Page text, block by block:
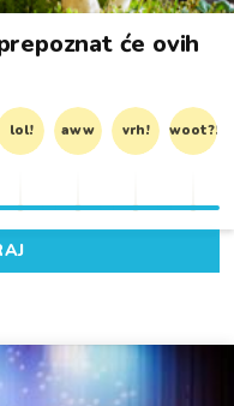
će ovih
lol! aww vrh! woot?!